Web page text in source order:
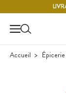
Accueil Épicerie